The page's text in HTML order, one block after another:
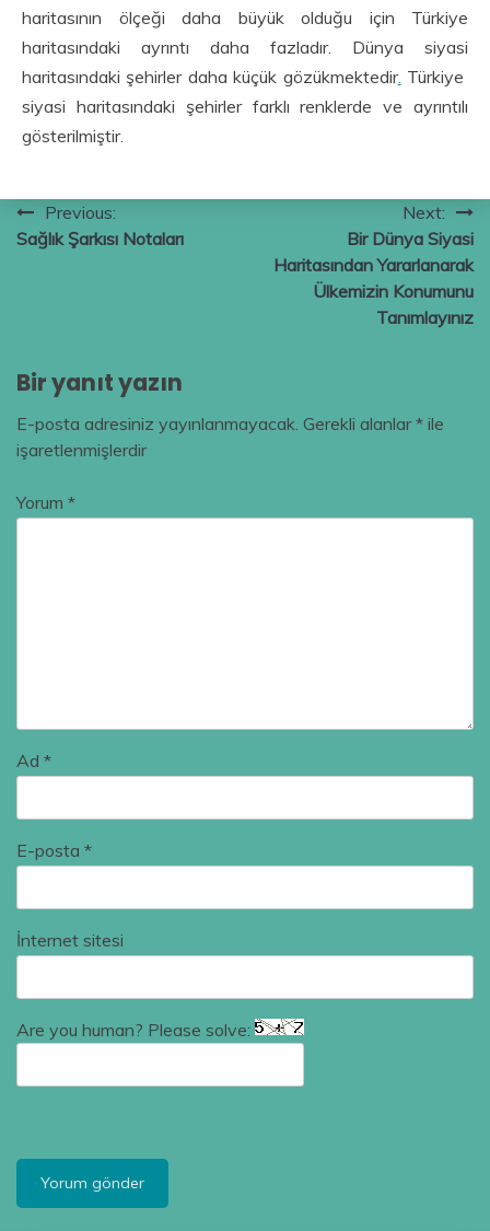
haritasının ölçeği daha büyük olduğu için Türkiye
haritasındaki ayrıntı daha fazladır. Dünya siyasi
haritasındaki şehirler daha küçük gözükmektedir. Türkiye
siyasi haritasındaki şehirler farklı renklerde ve ayrıntılı
gösterilmiştir.
Yazı
gezinmesi
Previous:
Sağlık Şarkısı Notaları
Next:
Bir Dünya Siyasi
Haritasından Yararlanarak
Ülkemizin Konumunu
Tanımlayınız
Bir yanıt yazın
E-posta adresiniz yayınlanmayacak. Gerekli alanlar* ile
işaretlenmişlerdir
Yorum *
Ad *
E-posta *
İnternet sitesi
Are you human? Please solve: